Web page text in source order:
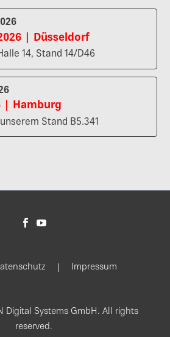
| Düsseldorf
14, Stand 14/D46
| Hamburg
Stand B5.341
Impressum
Digital Systems GmbH. All rights
reserved.